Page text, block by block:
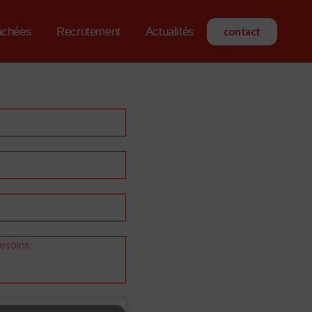
Recrutement Actualités contact